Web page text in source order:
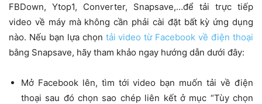
FBDown, Ytop1, Converter, Snapsave,…để tải trực tiếp
video về máy mà không cần phải cài đặt bất kỳ ứng dụng
nào. Nếu bạn lựa chọn tải video từ Facebook về điện thoại
bằng Snapsave, hãy tham khảo ngay hướng dẫn dưới đây:
Mở Facebook lên, tìm tới video bạn muốn tải về điện
thoại sau đó chọn sao chép liên kết ở mục “Tùy chọn